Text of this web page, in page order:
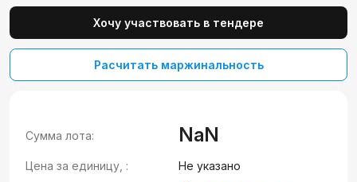
Хочу участвовать в тендере
Расчитать маржинальность
Сумма лота: NaN
Цена за единицу, : Не указано